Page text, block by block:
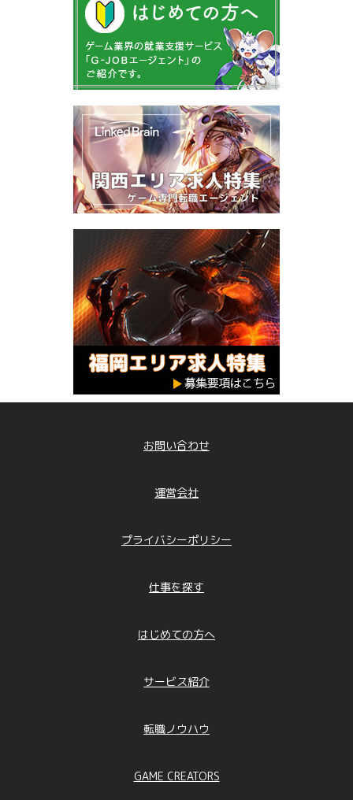
お問い合わせ
運営会社
プライバシーポリシー
仕事を探す
はじめての方へ
サービス紹介
転職ノウハウ
GAME CREATORS